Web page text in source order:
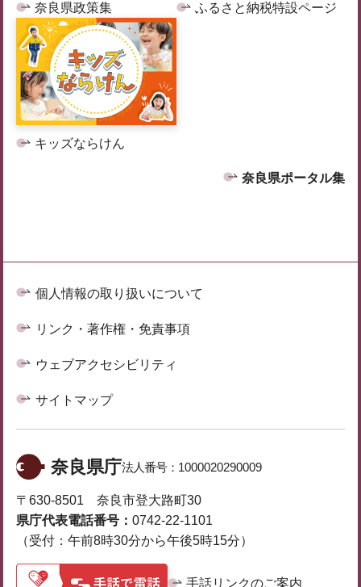
奈良県政策集 ふるさと納税特設ページ
キッズならけん
奈良県ポータル集
個人情報の取り扱いについて
リンク・著作権・免責事項
ウェブアクセシビリティ
サイトマップ
奈良県庁法人番号： 1000020290009
〒630-8501 奈良市登大路町30
県庁代表電話番号： 0742-22-1101
（受付：午前8時30分から午後5時15分）
手話リンクのご案内